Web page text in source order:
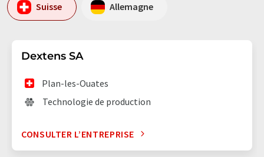
Suisse Allemagne
Dextens SA
Plan-les-Ouates
Technologie de production
CONSULTER L’ENTREPRISE